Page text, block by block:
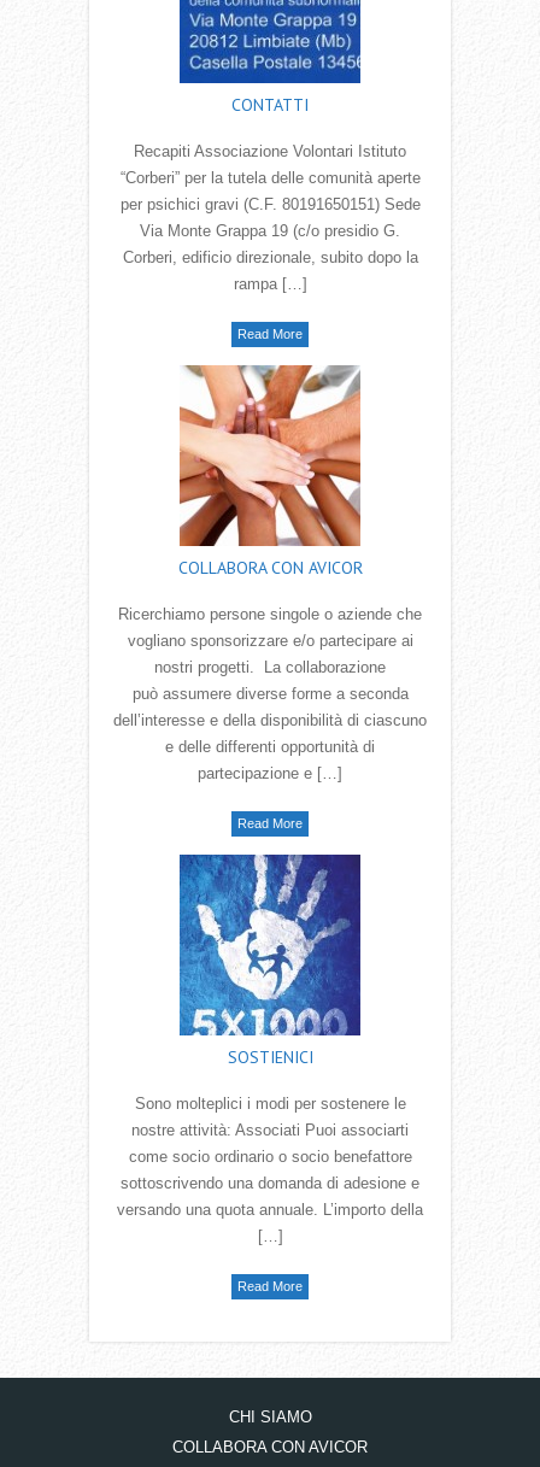
CONTATTI
Recapiti Associazione Volontari Istituto
“Corberi” per la tutela delle comunità aperte
per psichici gravi (C.F. 80191650151) Sede
Via Monte Grappa 19 (c/o presidio G.
Corberi, edificio direzionale, subito dopo la
rampa […]
Read More
COLLABORA CON AVICOR
Ricerchiamo persone singole o aziende che
vogliano sponsorizzare e/o partecipare ai
nostri progetti. La collaborazione
può assumere diverse forme a seconda
dell‛interesse e della disponibilità di ciascuno
e delle differenti opportunità di
partecipazione e […]
Read More
SOSTIENICI
Sono molteplici i modi per sostenere le
nostre attività: Associati Puoi associarti
come socio ordinario o socio benefattore
sottoscrivendo una domanda di adesione e
versando una quota annuale. L’importo della
[…]
Read More
CHI SIAMO
COLLABORA CON AVICOR